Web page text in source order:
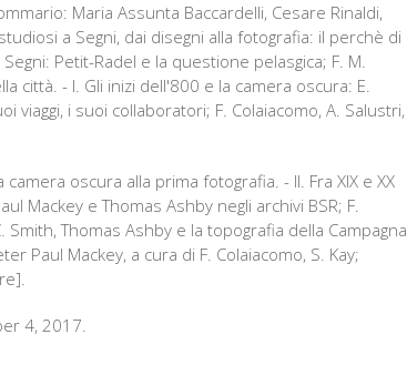
Maria Assunta Baccardelli, Cesare Rinaldi,
a Segni, dai disegni alla fotografia: il perchè di
Petit-Radel e la questione pelasgica; F. M.
città. - I. Gli inizi dell'800 e la camera oscura: E.
viaggi, i suoi collaboratori; F. Colaiacomo, A. Salustri,
oscura alla prima fotografia. - II. Fra XIX e XX
Mackey e Thomas Ashby negli archivi BSR; F.
Smith, Thomas Ashby e la topografia della Campagna
Paul Mackey, a cura di F. Colaiacomo, S. Kay;
4, 2017.